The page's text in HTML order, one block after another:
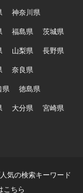
神奈川県
福島県
茨城県
山梨県
長野県
奈良県
県
徳島県
大分県
宮崎県
人気の検索キーワード
こちら